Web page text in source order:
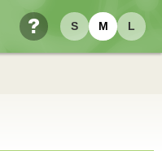
S M L
ヘルプ